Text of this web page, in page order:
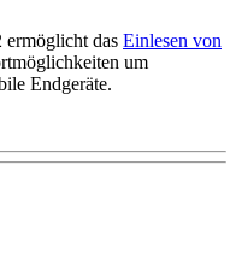
das Einlesen von
um
Endgeräte.